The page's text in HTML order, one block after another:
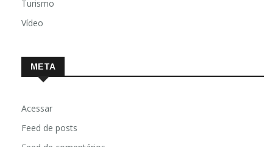
Turismo
Vídeo
META
Acessar
Feed de posts